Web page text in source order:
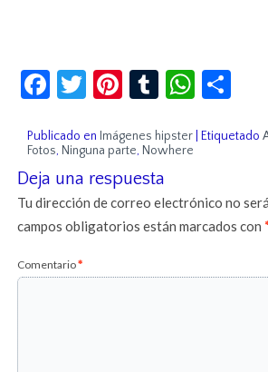
Facebook
Twitter
Pinterest
Tumblr
Publicado en Imágenes hipster Etiquetado
Fotos, Ninguna parte, Nowhere
Deja una respuesta
Tu dirección de correo electrónico no
campos obligatorios están marcados con
Comentario*